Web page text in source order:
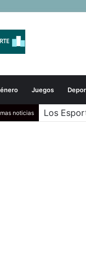
Juegos
noticias Los